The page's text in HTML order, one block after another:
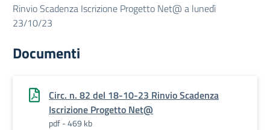
Rinvio Scadenza Iscrizione Progetto Net@ a lunedì
23/10/23
Documenti
Circ. n. 82 del 18-10-23 Rinvio Scadenza
Iscrizione Progetto Net@
pdf - 469 kb